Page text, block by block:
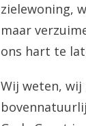
zielewoning,
maar
ons hart te
Wij weten, wij